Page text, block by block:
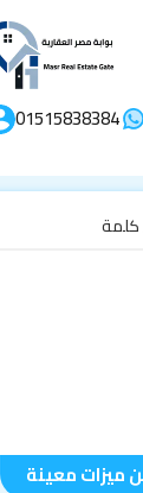
01515838384
ميزات معينة